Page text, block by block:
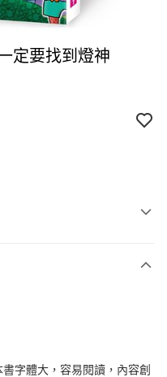
定要找到燈神
字體大，容易閱讀，內容創